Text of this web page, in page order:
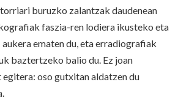
buruzko zalantzak daudenean
faszia-ren lodiera ikusteko eta
ematen du, eta erradiografiak
baztertzeko balio du. Ez joan
oso gutxitan aldatzen du